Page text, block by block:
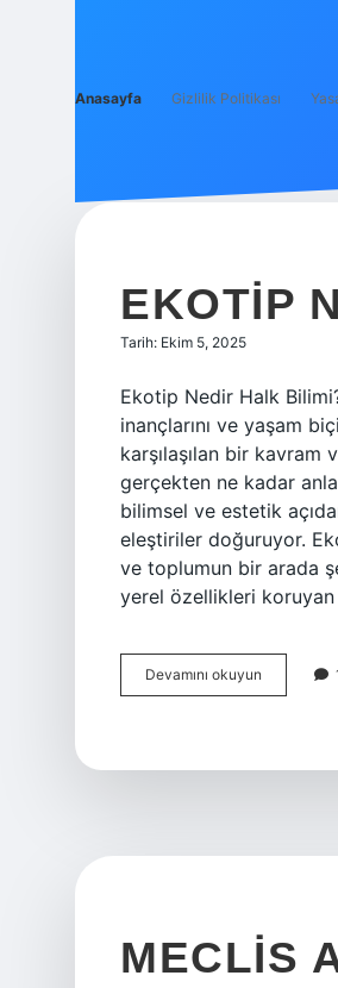
Anasayfa Gizlilik Politikası
YAZILAR
EKOTIP
Tarih: Ekim 5, 2025
Ekotip Nedir Halk
inançlarını ve yaşam
karşılaşılan bir kavram
gerçekten ne kadar
bilimsel ve estetik
eleştiriler doğuruyor.
ve toplumun bir arada
yerel özellikleri koruyan
Devamını okuyun
nedir
MECLIS